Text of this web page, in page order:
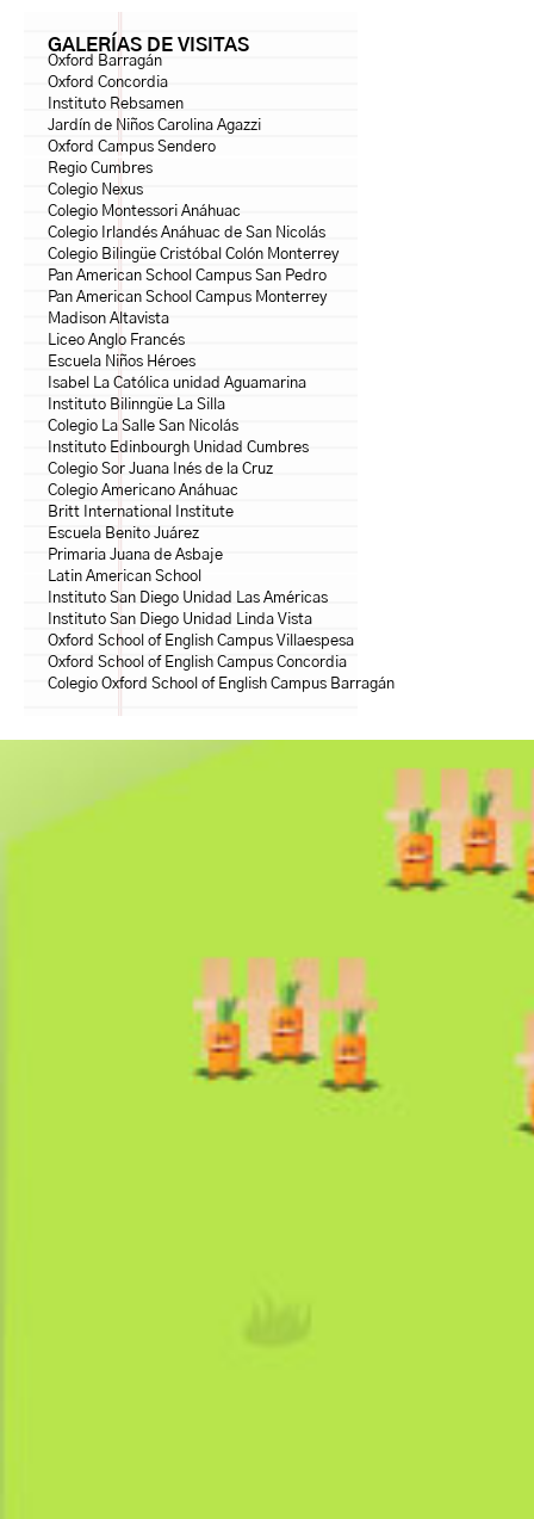
GALERÍAS DE VISITAS
Oxford Barragán
Oxford Concordia
Instituto Rebsamen
Jardín de Niños Carolina Agazzi
Oxford Campus Sendero
Regio Cumbres
Colegio Nexus
Colegio Montessori Anáhuac
Colegio Irlandés Anáhuac de San Nicolás
Colegio Bilingüe Cristóbal Colón Monterrey
Pan American School Campus San Pedro
Pan American School Campus Monterrey
Madison Altavista
Liceo Anglo Francés
Escuela Niños Héroes
Isabel La Católica unidad Aguamarina
Instituto Bilinngüe La Silla
Colegio La Salle San Nicolás
Instituto Edinbourgh Unidad Cumbres
Colegio Sor Juana Inés de la Cruz
Colegio Americano Anáhuac
Britt International Institute
Escuela Benito Juárez
Primaria Juana de Asbaje
Latin American School
Instituto San Diego Unidad Las Américas
Instituto San Diego Unidad Linda Vista
Oxford School of English Campus Villaespesa
Oxford School of English Campus Concordia
Colegio Oxford School of English Campus Barragán